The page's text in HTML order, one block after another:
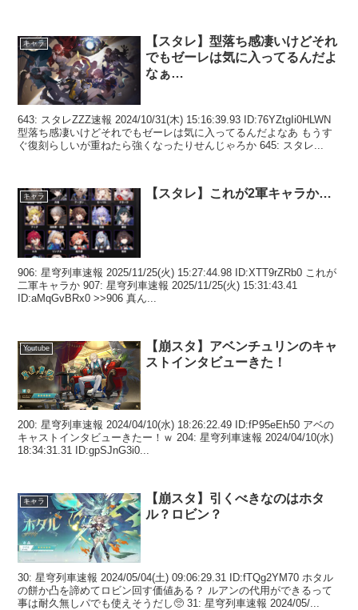
キャラ
【スタレ】型落ち感凄いけどそれ
でもゼーレは気に入ってるんだよ
なぁ…
643: スタレZZZ速報 2024/10/31(木) 15:16:39.93 ID:76YZtgIi0HLWN
型落ち感凄いけどそれでもゼーレは気に入ってるんだよなあ もうす
ぐ復刻らしいが重ねたら強くなったりせんじゃろか 645: スタレ...
キャラ 【スタレ】これが2軍キャラか…
906: 星穹列車速報 2025/11/25(火) 15:27:44.98 ID:XTT9rZRb0 これが
二軍キャラか 907: 星穹列車速報 2025/11/25(火) 15:31:43.41
ID:aMqGvBRx0 >>906 真ん...
Youtube
【崩スタ】アベンチュリンのキャ
ストインタビューきた！
200: 星穹列車速報 2024/04/10(水) 18:26:22.49 ID:fP95eEh50 アベの
キャストインタビューきたー！ｗ 204: 星穹列車速報 2024/04/10(水)
18:34:31.31 ID:gpSJnG3i0...
キャラ
【崩スタ】引くべきなのはホタ
ル？ロビン？
30: 星穹列車速報 2024/05/04(土) 09:06:29.31 ID:fTQg2YM70 ホタル
の餅か凸を諦めてロビン回す価値ある？ ルアンの代用ができるって
事は耐久無しパでも使えそうだし🥺 31: 星穹列車速報 2024/05/...